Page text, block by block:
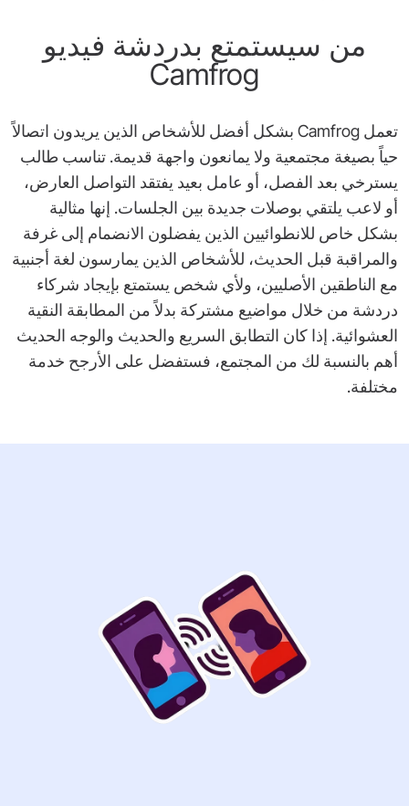
من سيستمتع بدردشة فيديو
Camfrog
تعمل Camfrog بشكل أفضل للأشخاص الذين يريدون اتصالاً
حياً بصيغة مجتمعية ولا يمانعون واجهة قديمة. تناسب طالب
يسترخي بعد الفصل، أو عامل بعيد يفتقد التواصل العارض،
أو لاعب يلتقي بوصلات جديدة بين الجلسات. إنها مثالية
بشكل خاص للانطوائيين الذين يفضلون الانضمام إلى غرفة
والمراقبة قبل الحديث، للأشخاص الذين يمارسون لغة أجنبية
مع الناطقين الأصليين، ولأي شخص يستمتع بإيجاد شركاء
دردشة من خلال مواضيع مشتركة بدلاً من المطابقة النقية
العشوائية. إذا كان التطابق السريع والحديث والوجه الحديث
أهم بالنسبة لك من المجتمع، فستفضل على الأرجح خدمة
مختلفة.